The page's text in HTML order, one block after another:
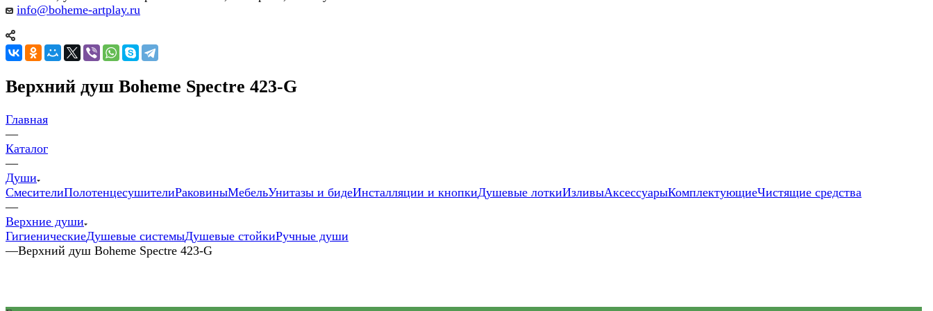
info@boheme-artplay.ru
Верхний душ Boheme Spectre 423-G
Главная
—
Каталог
—
Души
СмесителиПолотенцесушителиРаковиныМебельУнитазы и бидеИнсталляции и кнопкиДушевые лоткиИзливыАксессуарыКомплектующиеЧистящие средства
—
Верхние души
ГигиеническиеДушевые системыДушевые стойкиРучные души
—Верхний душ Boheme Spectre 423-G